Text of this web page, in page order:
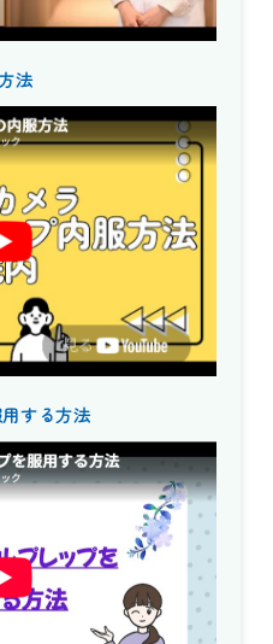
法
する方法